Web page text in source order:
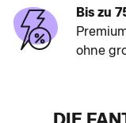
Bis zu
ohne